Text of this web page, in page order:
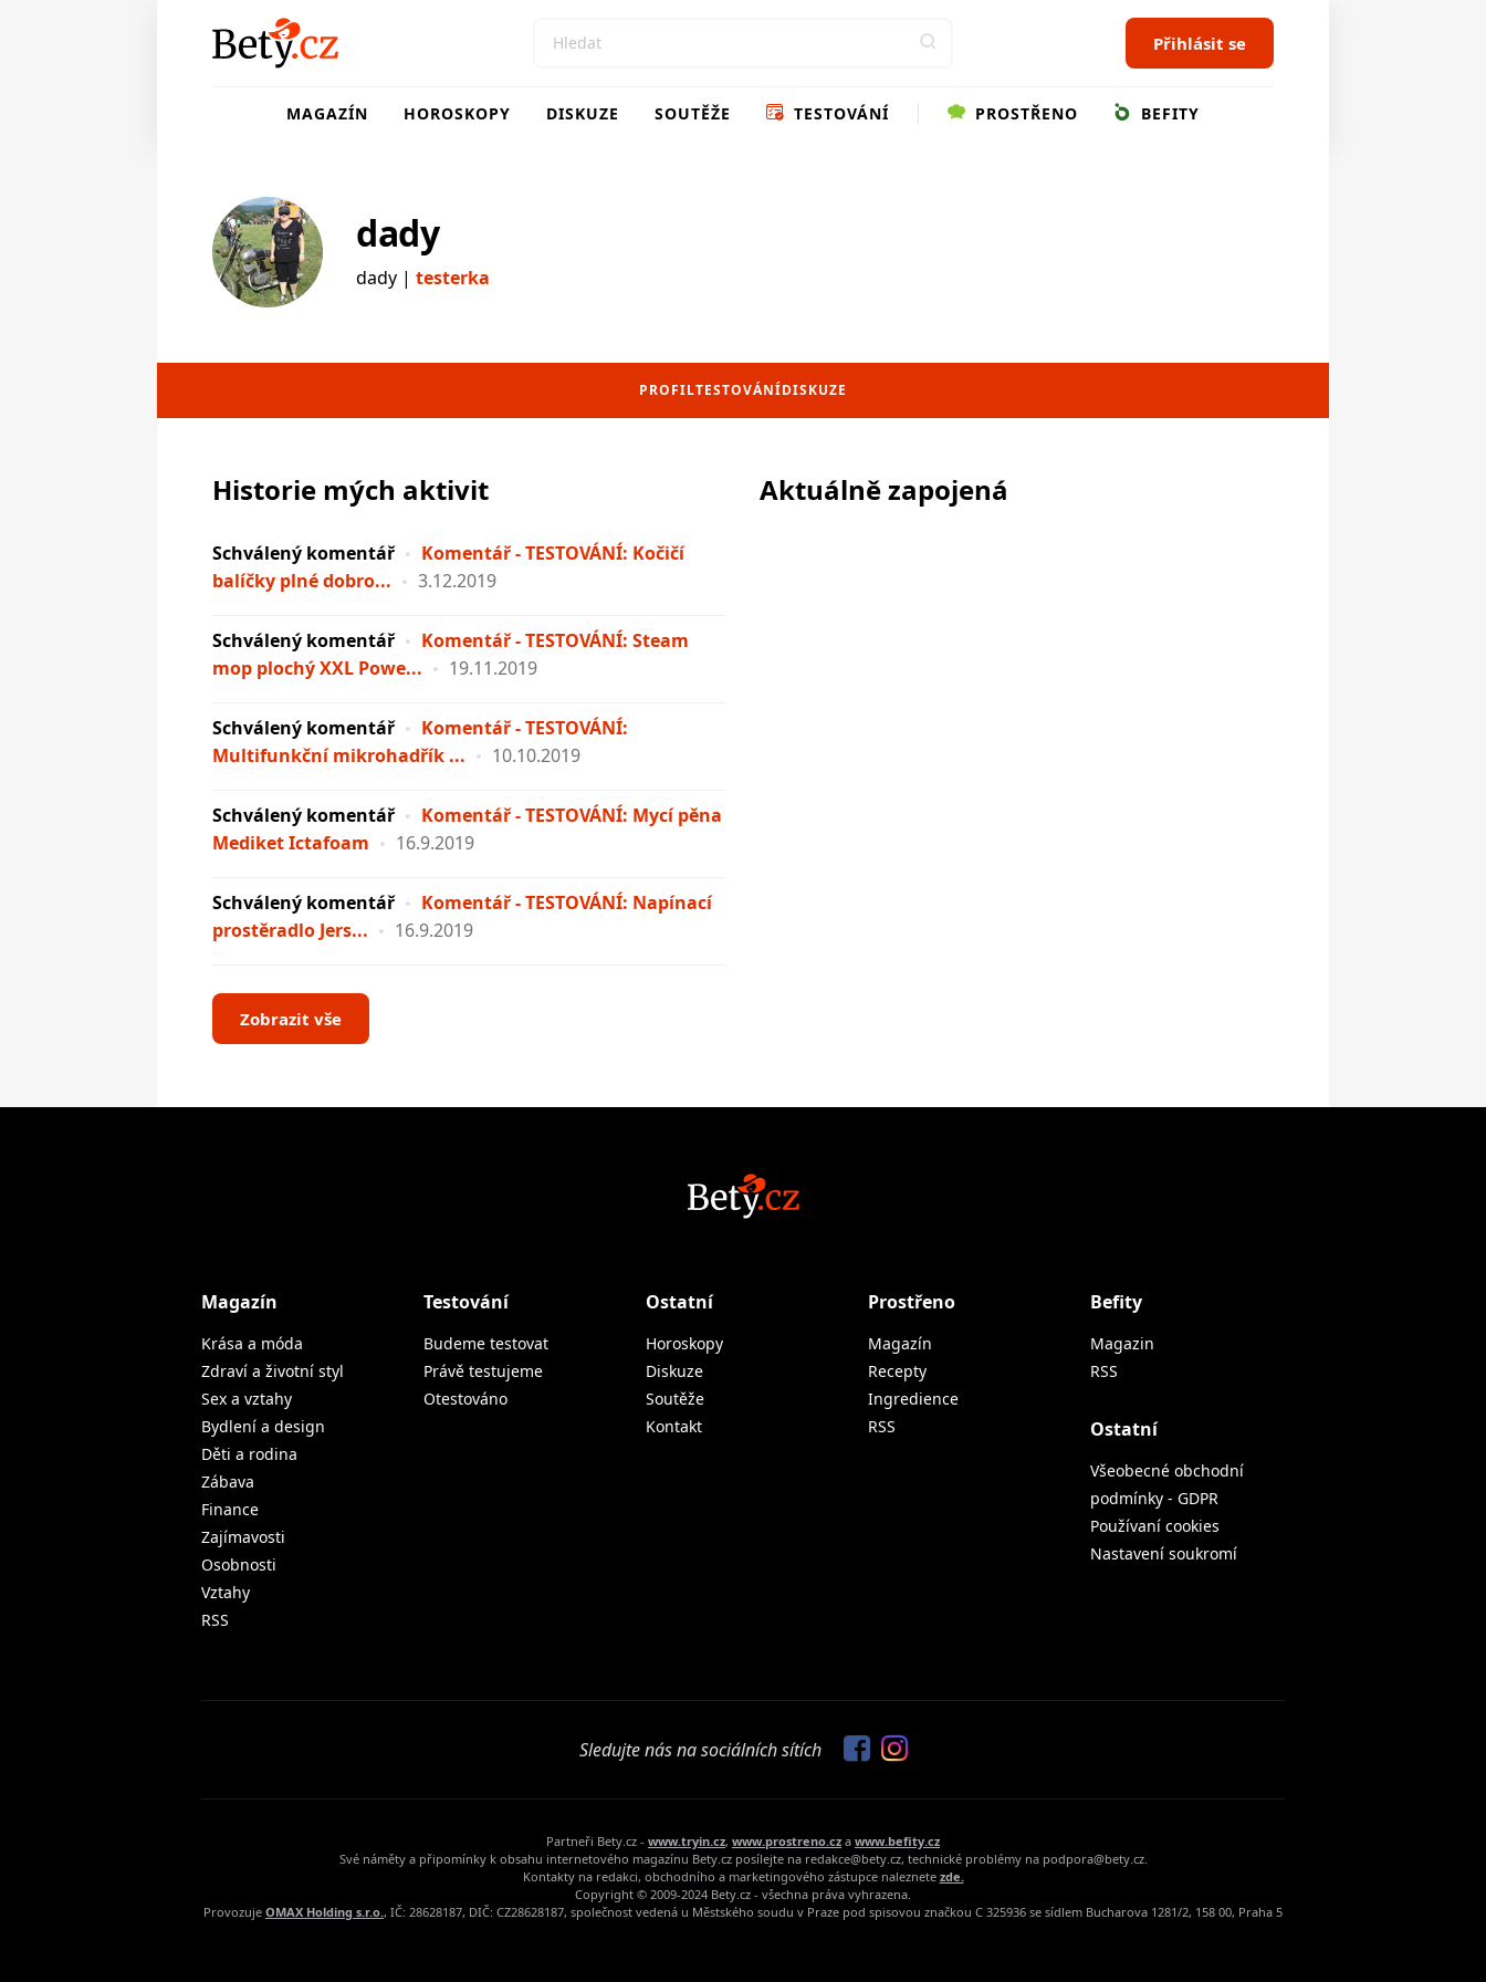
Přihlásit se
MAGAZÍN HOROSKOPY DISKUZE SOUTĚŽE TESTOVÁNÍ PROSTŘENO BEFITY
dady
dady | testerka
PROFILTESTOVÁNÍDISKUZE
Historie mých aktivit
Schválený komentář
Komentář - TESTOVÁNÍ: Kočičí
balíčky plné dobro...
3.12.2019
Schválený komentář
Komentář - TESTOVÁNÍ: Steam
mop plochý XXL Powe...
19.11.2019
Schválený komentář
Komentář - TESTOVÁNÍ:
Multifunkční mikrohadřík ...
10.10.2019
Schválený komentář
Komentář - TESTOVÁNÍ: Mycí pěna
Mediket Ictafoam
16.9.2019
Schválený komentář
Komentář - TESTOVÁNÍ: Napínací
prostěradlo Jers...
16.9.2019
Zobrazit vše
Aktuálně zapojená
Magazín
Krása a móda
Zdraví a životní styl
Sex a vztahy
Bydlení a design
Děti a rodina
Zábava
Finance
Zajímavosti
Osobnosti
Vztahy
RSS
Testování
Budeme testovat
Právě testujeme
Otestováno
Ostatní
Horoskopy
Diskuze
Soutěže
Kontakt
Prostřeno
Magazín
Recepty
Ingredience
RSS
Befity
Magazin
RSS
Ostatní
Všeobecné obchodní
podmínky - GDPR
Používaní cookies
Nastavení soukromí
Sledujte nás na sociálních sítích
Partneři Bety.cz - www.tryin.cz, www.prostreno.cz a www.befity.cz
Své náměty a připomínky k obsahu internetového magazínu Bety.cz posílejte na redakce@bety.cz, technické problémy na podpora@bety.cz.
Kontakty na redakci, obchodního a marketingového zástupce naleznete zde.
Copyright © 2009-2024 Bety.cz - všechna práva vyhrazena.
Provozuje OMAX Holding s.r.o., IČ: 28628187, DIČ: CZ28628187, společnost vedená u Městského soudu v Praze pod spisovou značkou C 325936 se sídlem Bucharova 1281/2, 158 00, Praha 5